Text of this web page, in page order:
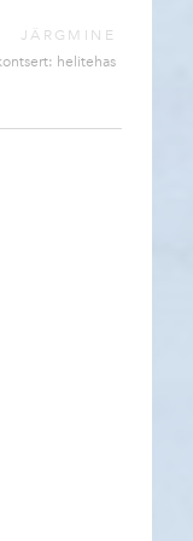
JÄRGMINE
helitehas